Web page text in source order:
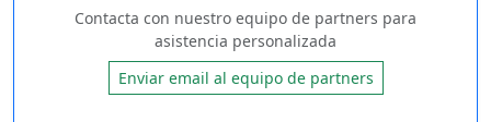
Contacta con nuestro equipo de partners para
asistencia personalizada
Enviar email al equipo de partners